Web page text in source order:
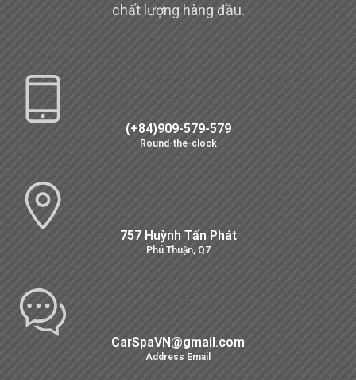
chất lượng hàng đầu.
(+84)909-579-579
Round-the-clock
757 Huỳnh Tấn Phát
Phú Thuận, Q7
CarSpaVN@gmail.com
Address Email